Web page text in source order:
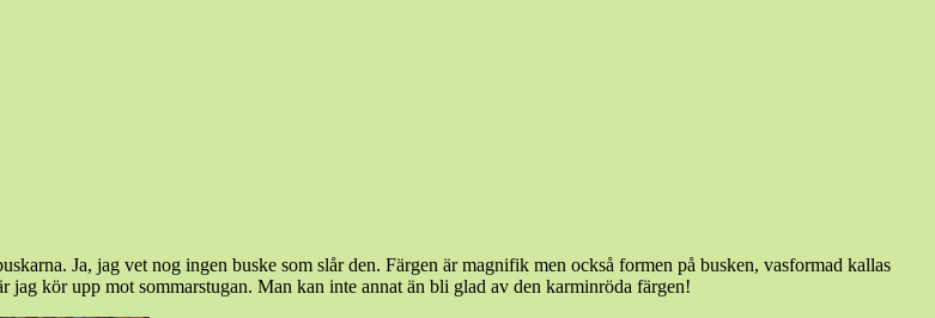
Ja, jag vet nog ingen buske som slår den. Färgen är magnifik men också formen på busken, vasformad kallas
kör upp mot sommarstugan. Man kan inte annat än bli glad av den karminröda färgen!